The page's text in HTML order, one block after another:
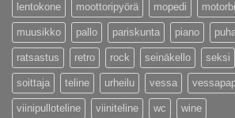
lentokone moottoripyörä mopedi
muusikko pallo pariskunta piano
ratsastus retro rock seinäkello seksi
soittaja teline urheilu vessa
viinipulloteline viiniteline wc wine